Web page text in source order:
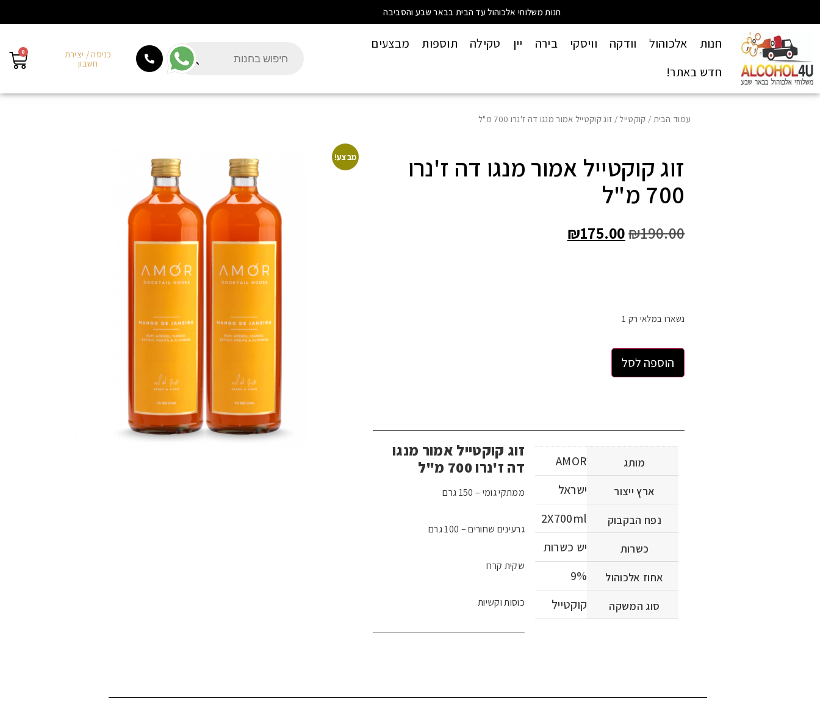
חנות משלוחי אלכוהול עד הבית בבאר שבע והסביבה
חנות אלכוהול וודקה וויסקי בירה יין טקילה תוספות
מבצעים
חדש באתר!
כניסה / יצירת
חשבון
0
עמוד הבית / קוקטייל/ זוג קוקטייל אמור מנגו דה ז'נרו 700 מ"ל
זוג קוקטייל אמור מנגו דה ז'נרו
700 מ"ל
₪190.00
₪175.00
נשארו במלאי רק 1
הוספה לסל
מותג AMOR
ארץ ייצור ישראל
נפח הבקבוק 2X700ml
כשרות יש כשרות
אחוז אלכוהול 9%
סוג המשקה קוקטייל
זוג קוקטייל אמור מנגו
דה ז'נרו 700 מ"ל
ממתקי גומי – 150 גרם
גרעינים שחורים – 100 גרם
שקית קרח
כוסות וקשיות
מבצע!